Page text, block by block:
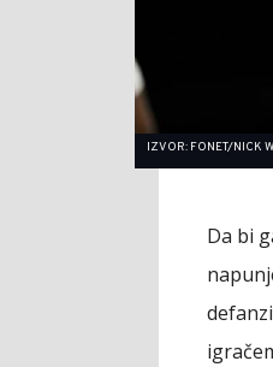
IZVOR: FONET/NICK
Da bi